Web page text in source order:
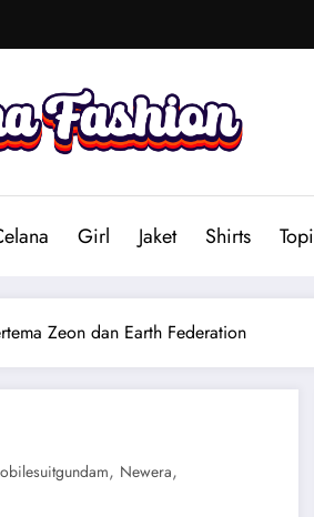
Girl Jaket Shirts Topi
Zeon dan Earth Federation
, Newera,